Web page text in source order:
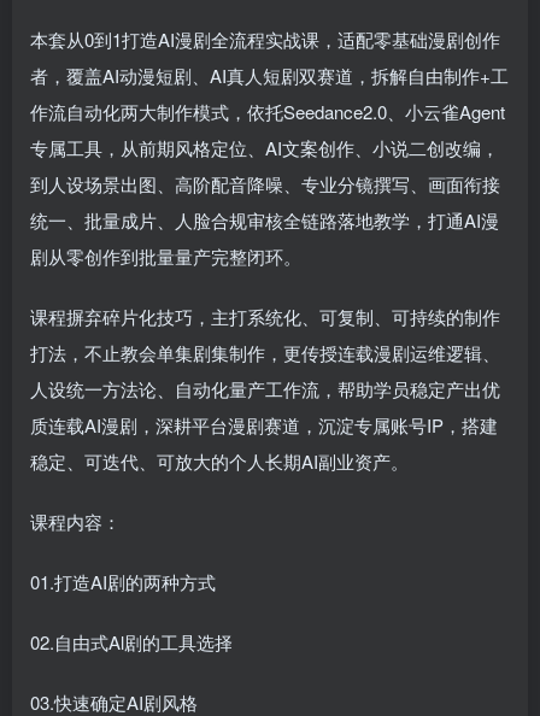
本套从0到1打造AI漫剧全流程实战课，适配零基础漫剧创作
者，覆盖AI动漫短剧、AI真人短剧双赛道，拆解自由制作+工
作流自动化两大制作模式，依托Seedance2.0、小云雀Agent
专属工具，从前期风格定位、AI文案创作、小说二创改编，
到人设场景出图、高阶配音降噪、专业分镜撰写、画面衔接
统一、批量成片、人脸合规审核全链路落地教学，打通AI漫
剧从零创作到批量量产完整闭环。
课程摒弃碎片化技巧，主打系统化、可复制、可持续的制作
打法，不止教会单集剧集制作，更传授连载漫剧运维逻辑、
人设统一方法论、自动化量产工作流，帮助学员稳定产出优
质连载AI漫剧，深耕平台漫剧赛道，沉淀专属账号IP，搭建
稳定、可迭代、可放大的个人长期AI副业资产。
课程内容：
01.打造AI剧的两种方式
02.自由式Al剧的工具选择
03.快速确定AI剧风格